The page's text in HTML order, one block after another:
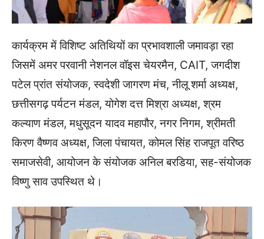
कार्यक्रम में विशिष्ट अतिथियों का प्रभावशाली जमावड़ा रहा
जिसमें अमर परवानी नेशनल वॉइस चेयरमैन, CAIT, जगदीश
पटेल प्रांत संयोजक, स्वदेशी जागरण मंच, नीलू शर्मा अध्यक्ष,
छत्तीसगढ़ पर्यटन मंडल, योगेश दत्त मिश्रा अध्यक्ष, श्रम
कल्याण मंडल, मधुसूदन यादव महापौर, नगर निगम, श्रीमती
किरण वैष्णव अध्यक्ष, जिला पंचायत, कोमल सिंह राजपूत वरिष्ठ
समाजसेवी, आयोजन के संयोजक अनिल बरडिया, सह-संयोजक
विष्णु साव उपस्थित थे।